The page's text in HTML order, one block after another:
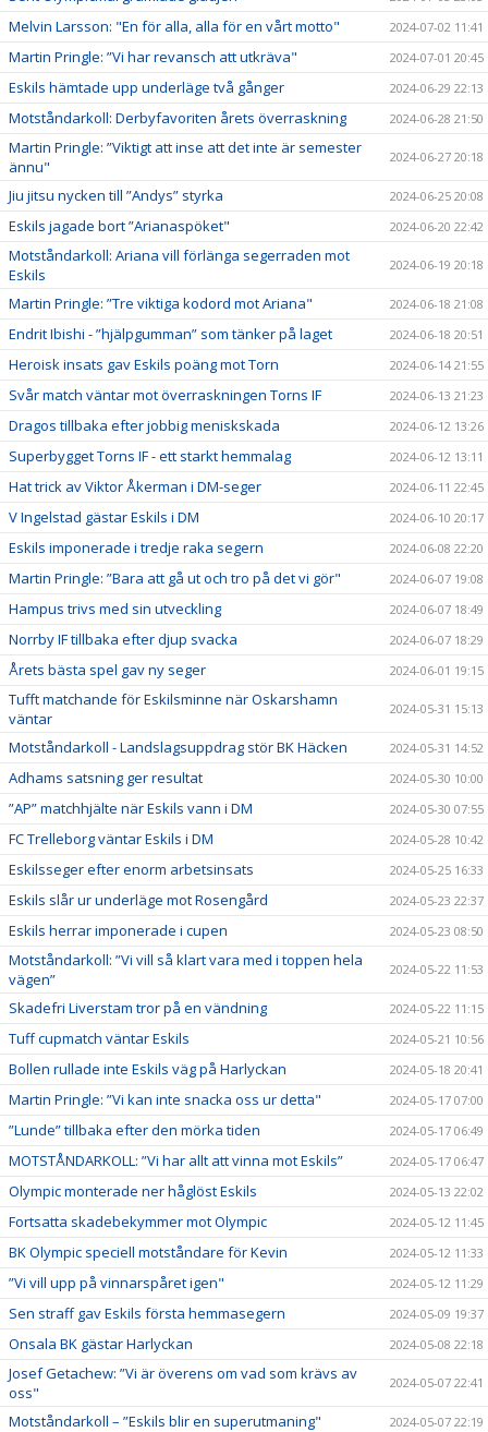
Melvin Larsson: "En för alla, alla för en vårt motto" 2024-07-02 11:41
Martin Pringle: ”Vi har revansch att utkräva" 2024-07-01 20:45
Eskils hämtade upp underläge två gånger 2024-06-29 22:13
Motståndarkoll: Derbyfavoriten årets överraskning 2024-06-28 21:50
Martin Pringle: ”Viktigt att inse att det inte är semester
ännu"
2024-06-27 20:18
Jiu jitsu nycken till ”Andys” styrka 2024-06-25 20:08
Eskils jagade bort ”Arianaspöket" 2024-06-20 22:42
Motståndarkoll: Ariana vill förlänga segerraden mot
Eskils
2024-06-19 20:18
Martin Pringle: ”Tre viktiga kodord mot Ariana" 2024-06-18 21:08
Endrit Ibishi - ”hjälpgumman” som tänker på laget 2024-06-18 20:51
Heroisk insats gav Eskils poäng mot Torn 2024-06-14 21:55
Svår match väntar mot överraskningen Torns IF 2024-06-13 21:23
Dragos tillbaka efter jobbig meniskskada 2024-06-12 13:26
Superbygget Torns IF - ett starkt hemmalag 2024-06-12 13:11
Hat trick av Viktor Åkerman i DM-seger 2024-06-11 22:45
V Ingelstad gästar Eskils i DM 2024-06-10 20:17
Eskils imponerade i tredje raka segern 2024-06-08 22:20
Martin Pringle: ”Bara att gå ut och tro på det vi gör" 2024-06-07 19:08
Hampus trivs med sin utveckling 2024-06-07 18:49
Norrby IF tillbaka efter djup svacka 2024-06-07 18:29
Årets bästa spel gav ny seger 2024-06-01 19:15
Tufft matchande för Eskilsminne när Oskarshamn
väntar
2024-05-31 15:13
Motståndarkoll - Landslagsuppdrag stör BK Häcken 2024-05-31 14:52
Adhams satsning ger resultat 2024-05-30 10:00
”AP” matchhjälte när Eskils vann i DM 2024-05-30 07:55
FC Trelleborg väntar Eskils i DM 2024-05-28 10:42
Eskilsseger efter enorm arbetsinsats 2024-05-25 16:33
Eskils slår ur underläge mot Rosengård 2024-05-23 22:37
Eskils herrar imponerade i cupen 2024-05-23 08:50
Motståndarkoll: ”Vi vill så klart vara med i toppen hela
vägen”
2024-05-22 11:53
Skadefri Liverstam tror på en vändning 2024-05-22 11:15
Tuff cupmatch väntar Eskils 2024-05-21 10:56
Bollen rullade inte Eskils väg på Harlyckan 2024-05-18 20:41
Martin Pringle: ”Vi kan inte snacka oss ur detta" 2024-05-17 07:00
”Lunde” tillbaka efter den mörka tiden 2024-05-17 06:49
MOTSTÅNDARKOLL: ”Vi har allt att vinna mot Eskils” 2024-05-17 06:47
Olympic monterade ner håglöst Eskils 2024-05-13 22:02
Fortsatta skadebekymmer mot Olympic 2024-05-12 11:45
BK Olympic speciell motståndare för Kevin 2024-05-12 11:33
”Vi vill upp på vinnarspåret igen" 2024-05-12 11:29
Sen straff gav Eskils första hemmasegern 2024-05-09 19:37
Onsala BK gästar Harlyckan 2024-05-08 22:18
Josef Getachew: ”Vi är överens om vad som krävs av
oss"
2024-05-07 22:41
Motståndarkoll – ”Eskils blir en superutmaning" 2024-05-07 22:19